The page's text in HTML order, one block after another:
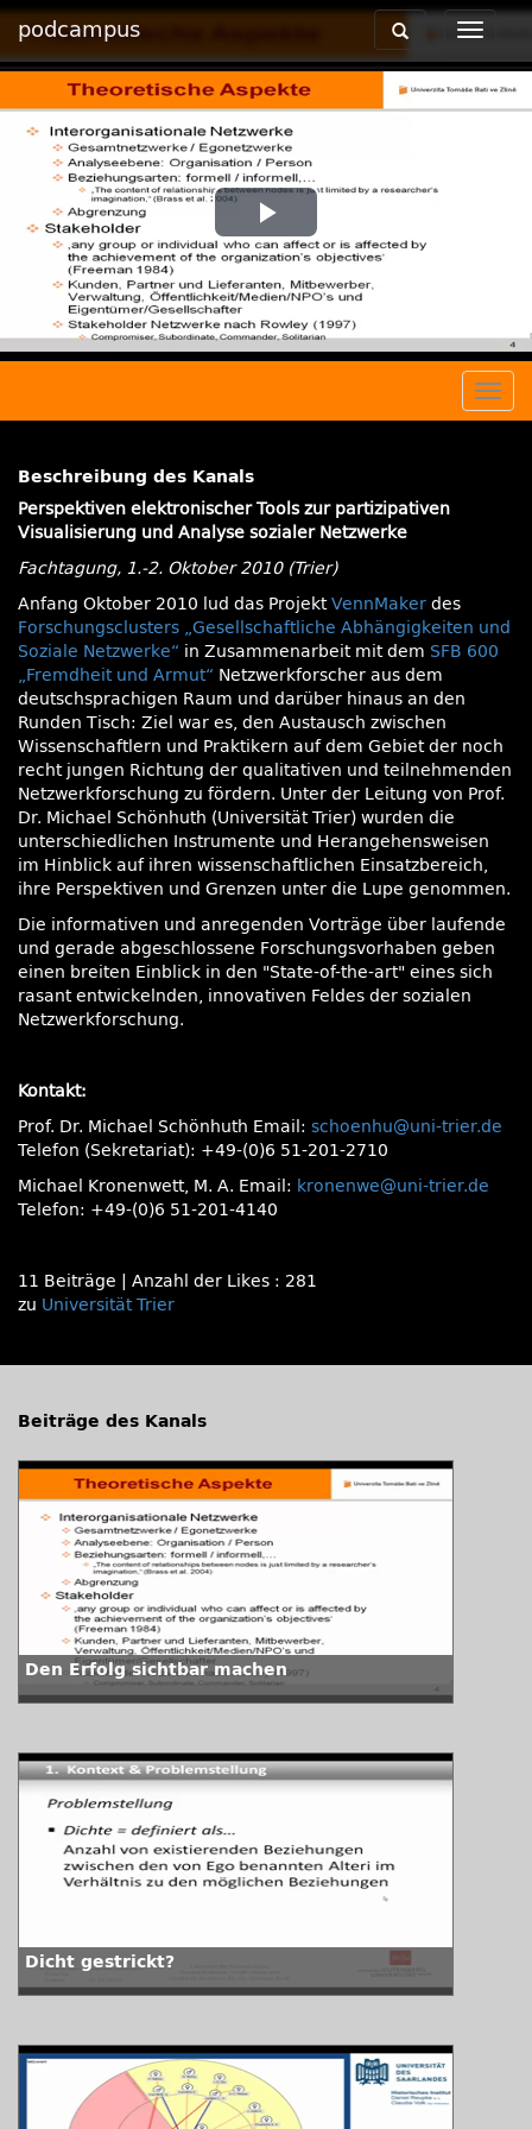
podcampus
Toggle
Toggle
navigation
Play
Video
Beschreibung des Kanals
Perspektiven elektronischer Tools zur partizipativen
Visualisierung und Analyse sozialer Netzwerke
Fachtagung, 1.-2. Oktober 2010 (Trier)
Anfang Oktober 2010 lud das ProjektVennMaker des
Forschungsclusters „Gesellschaftliche Abhängigkeiten und
Soziale Netzwerke“ in Zusammenarbeit mit dem SFB 600
„Fremdheit und Armut“ Netzwerkforscher aus dem
deutschsprachigen Raum und darüber hinaus an den
Runden Tisch: Ziel war es, den Austausch zwischen
Wissenschaftlern und Praktikern auf dem Gebiet der noch
recht jungen Richtung der qualitativen und teilnehmenden
Netzwerkforschung zu fördern. Unter der Leitung von Prof.
Dr. Michael Schönhuth (Universität Trier) wurden die
unterschiedlichen Instrumente und Herangehensweisen
im Hinblick auf ihren wissenschaftlichen Einsatzbereich,
ihre Perspektiven und Grenzen unter die Lupe genommen.
Die informativen und anregenden Vorträge über laufende
und gerade abgeschlossene Forschungsvorhaben geben
einen breiten Einblick in den
State-of-the-art eines sich
rasant entwickelnden, innovativen Feldes der sozialen
Netzwerkforschung.
Kontakt:
Prof. Dr. Michael Schönhuth Email: schoenhu@uni-trier.de
Telefon (Sekretariat): +49-(0)6 51-201-2710
Michael Kronenwett, M. A. Email: kronenwe@uni-trier.de
Telefon: +49-(0)6 51-201-4140
11 Beiträge
Anzahl der Likes : 281
zu Universität Trier
Beiträge des Kanals
Den Erfolg sichtbar machen
Dicht gestrickt?